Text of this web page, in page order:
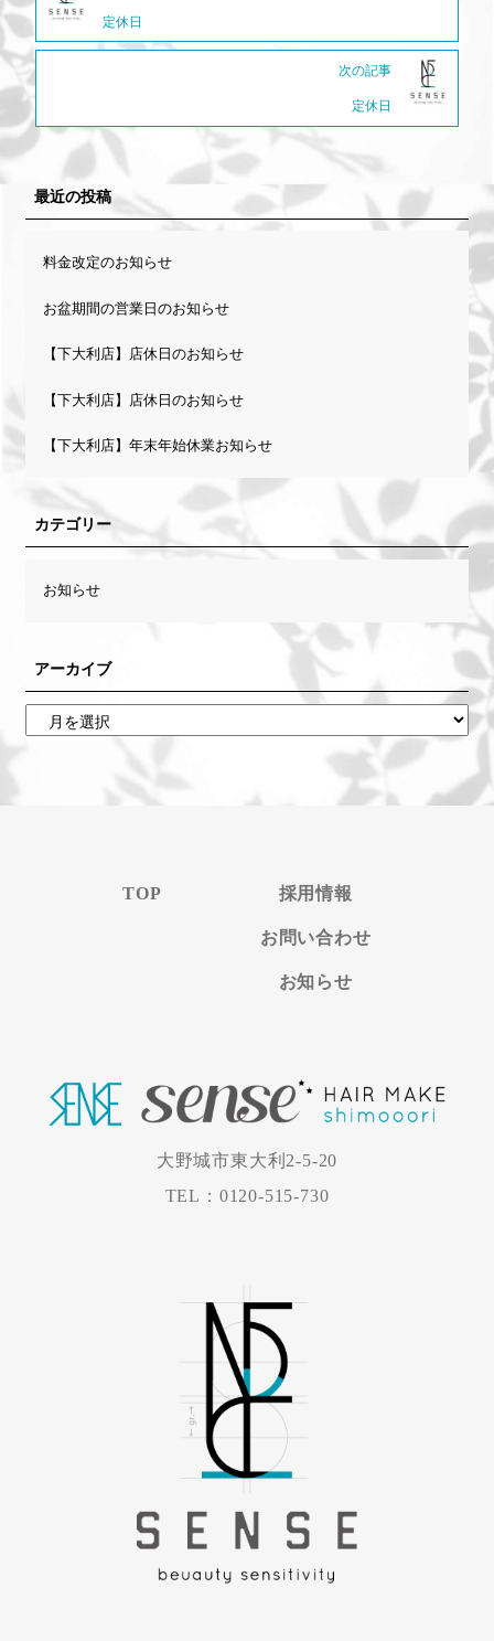
定休日
次の記事
定休日
最近の投稿
料金改定のお知らせ
お盆期間の営業日のお知らせ
【下大利店】店休日のお知らせ
【下大利店】店休日のお知らせ
【下大利店】年末年始休業お知らせ
カテゴリー
お知らせ
アーカイブ
大野城市東大利2-5-20
TEL：0120-515-730
TOP 採用情報
お問い合わせ
お知らせ